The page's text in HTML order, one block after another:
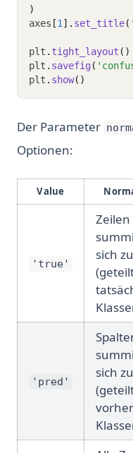
)
axes [1 ]. set_title(
plt . tight_layout ()
plt . savefig (
plt . show()
Der Parameter
Optionen:
Value
'true'
Zeilen
sich
'pred'
sich